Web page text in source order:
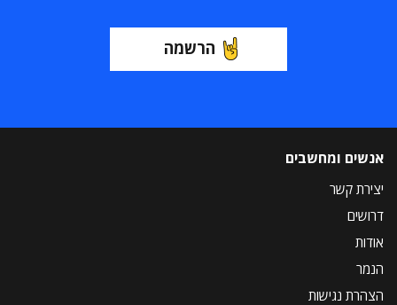
הרשמה
אנשים ומחשבים
יצירת קשר
דרושים
אודות
הנמר
הצהרת נגישות